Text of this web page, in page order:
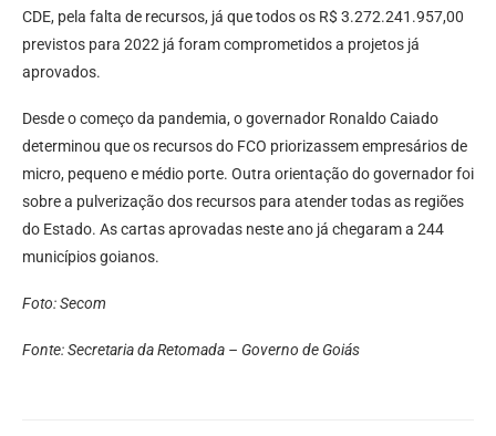
CDE, pela falta de recursos, já que todos os R$ 3.272.241.957,00
previstos para 2022 já foram comprometidos a projetos já
aprovados.
Desde o começo da pandemia, o governador Ronaldo Caiado
determinou que os recursos do FCO priorizassem empresários de
micro, pequeno e médio porte. Outra orientação do governador foi
sobre a pulverização dos recursos para atender todas as regiões
do Estado. As cartas aprovadas neste ano já chegaram a 244
municípios goianos.
Foto: Secom
Fonte: Secretaria da Retomada – Governo de Goiás